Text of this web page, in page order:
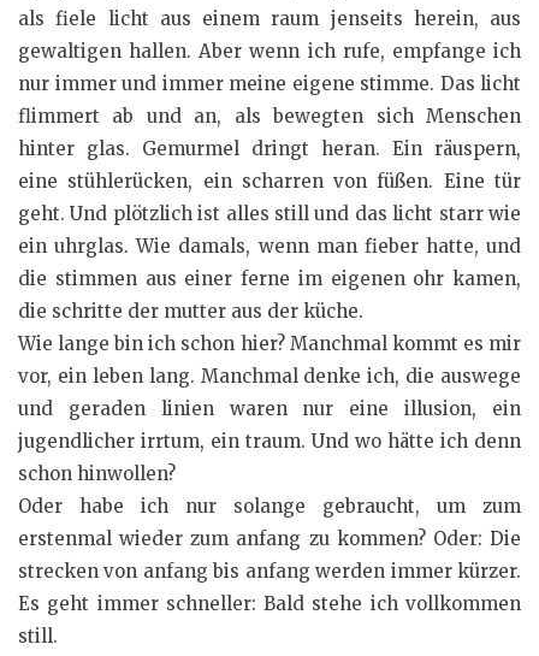
als fiele licht aus einem raum jenseits herein, aus
gewaltigen hallen. Aber wenn ich rufe, empfange ich
nur immer und immer meine eigene stimme. Das licht
flimmert ab und an, als bewegten sich Menschen
hinter glas. Gemurmel dringt heran. Ein räuspern,
eine stühlerücken, ein scharren von füßen. Eine tür
geht. Und plötzlich ist alles still und das licht starr wie
ein uhrglas. Wie damals, wenn man fieber hatte, und
die stimmen aus einer ferne im eigenen ohr kamen,
die schritte der mutter aus der küche.
Wie lange bin ich schon hier? Manchmal kommt es mir
vor, ein leben lang. Manchmal denke ich, die auswege
und geraden linien waren nur eine illusion, ein
jugendlicher irrtum, ein traum. Und wo hätte ich denn
schon hinwollen?
Oder habe ich nur solange gebraucht, um zum
erstenmal wieder zum anfang zu kommen? Oder: Die
strecken von anfang bis anfang werden immer kürzer.
Es geht immer schneller: Bald stehe ich vollkommen
still.